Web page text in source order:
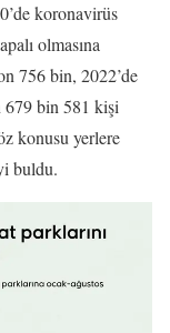
koronavirüs
olmasına
756 bin, 2022’de
679 bin 581 kişi
konusu yerlere
buldu.